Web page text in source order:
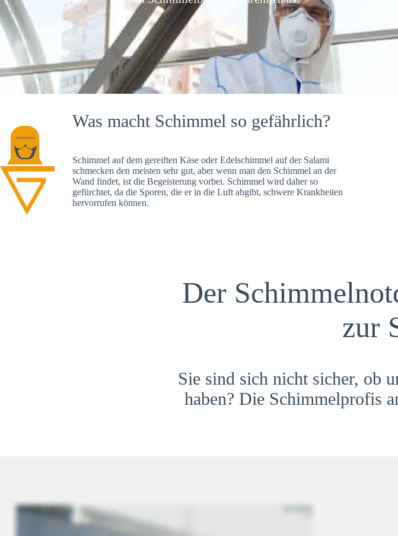
Was macht Schimmel so gefährlich?
Schimmel auf dem gereiften Käse oder Edelschimmel auf der Salami
schmecken den meisten sehr gut, aber wenn man den Schimmel an der
Wand findet, ist die Begeisterung vorbei. Schimmel wird daher so
gefürchtet, da die Sporen, die er in die Luft abgibt, schwere Krankheiten
hervorrufen können.
Der
zur
Sie sind sich nicht sicher, ob
haben? Die Schimmelprofis